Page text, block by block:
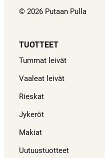
© 2026 Putaan Pulla
TUOTTEET
Tummat leivät
Vaaleat leivät
Rieskat
Jykeröt
Makiat
Uutuustuotteet